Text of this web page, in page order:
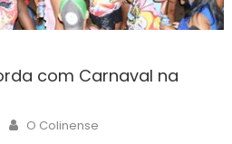
com Carnaval na
Author
O Colinense